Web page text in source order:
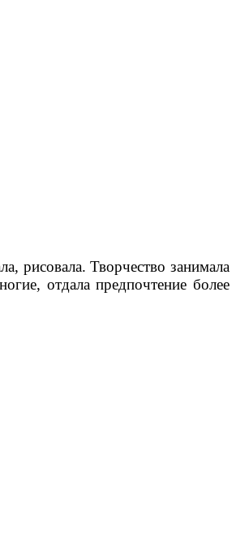
рисовала. Творчество занимала
отдала предпочтение более